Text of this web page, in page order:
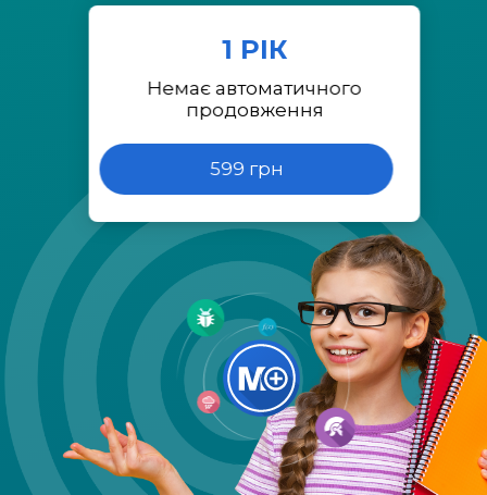
1 РІК
Немає автоматичного
продовження
599 грн